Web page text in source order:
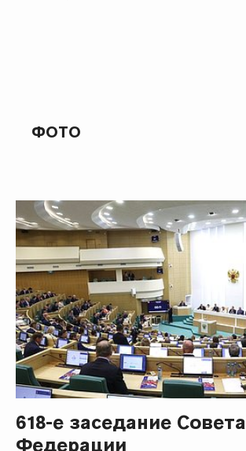
ФОТО
618-е заседание Совета
Федерации